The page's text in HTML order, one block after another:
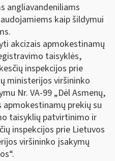
angliavandeniliams
kaip šildymui
akcizais apmokestinamų
taisyklės,
inspekcijos prie
ministerijos viršininko
Nr. VA-99 „Dėl Asmenų,
prekių su
taisyklių patvirtinimo ir
inspekcijos prie Lietuvos
viršininko įsakymų